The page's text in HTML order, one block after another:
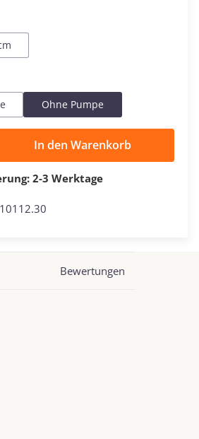
Ohne Pumpe
In den Warenkorb
2-3 Werktage
Bewertungen